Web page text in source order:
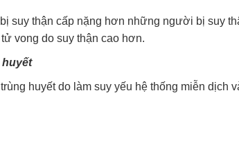
suy thận cấp nặng hơn những người bị suy
vong do suy thận cao hơn.
huyết
huyết do làm suy yếu hệ thống miễn dịch